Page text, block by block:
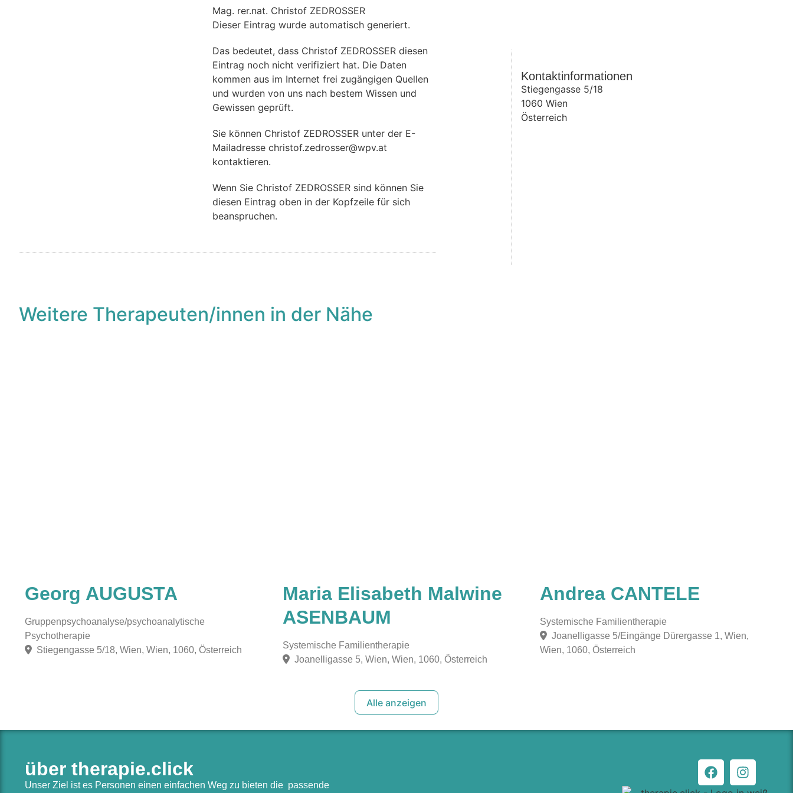
Mag. rer.nat. Christof ZEDROSSER
Dieser Eintrag wurde automatisch generiert.
Das bedeutet, dass Christof ZEDROSSER diesen
Eintrag noch nicht verifiziert hat. Die Daten
kommen aus im Internet frei zugängigen Quellen
und wurden von uns nach bestem Wissen und
Gewissen geprüft.
Sie können Christof ZEDROSSER unter der E-
Mailadresse christof.zedrosser@wpv.at
kontaktieren.
Wenn Sie Christof ZEDROSSER sind können Sie
diesen Eintrag oben in der Kopfzeile für sich
beanspruchen.
Kontaktinformationen
Stiegengasse 5/18
1060 Wien
Österreich
Weitere Therapeuten/innen in der Nähe
Georg AUGUSTA
Gruppenpsychoanalyse/psychoanalytische
Psychotherapie
Stiegengasse 5/18, Wien, Wien, 1060, Österreich
Maria Elisabeth Malwine
ASENBAUM
Systemische Familientherapie
Joanelligasse 5, Wien, Wien, 1060, Österreich
Andrea CANTELE
Systemische Familientherapie
Joanelligasse 5/Eingänge Dürergasse 1, Wien,
Wien, 1060, Österreich
Alle anzeigen
über therapie.click
Unser Ziel ist es Personen einen einfachen Weg zu bieten die passende